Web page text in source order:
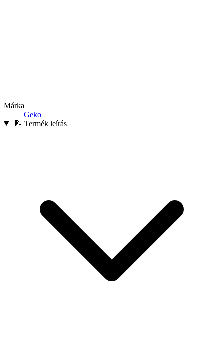
Márka
Geko
📝 Termék leírás